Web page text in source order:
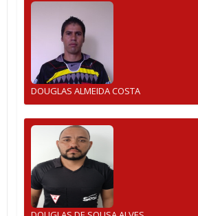
DOUGLAS ALMEIDA COSTA